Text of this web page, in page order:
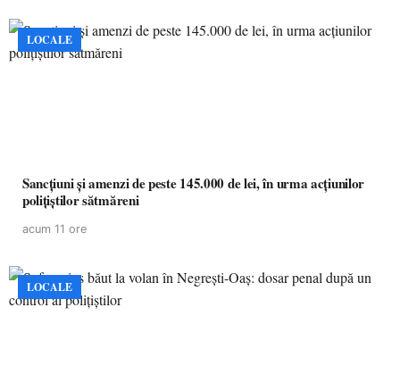
LOCALE
Sancțiuni și amenzi de peste 145.000 de lei, în urma acțiunilor
polițiștilor sătmăreni
acum 11 ore
LOCALE